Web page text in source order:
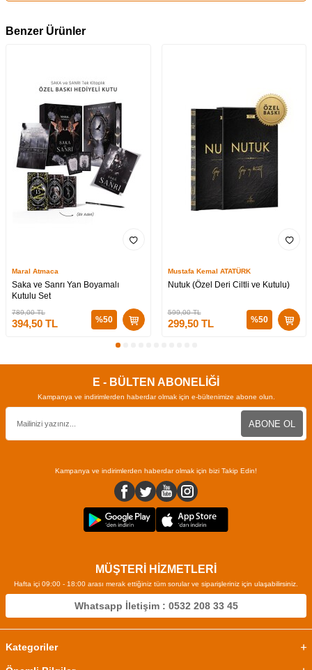
Benzer Ürünler
Maral Atmaca
Saka ve Sanrı Yan Boyamalı
Kutulu Set
789,00TL
394,50 TL %50
Mustafa Kemal ATATÜRK
Nutuk (Özel Deri Ciltli ve Kutulu)
599,00TL
299,50TL %50
E - BÜLTEN ABONELİĞİ
Kampanya ve indirimlerden haberdar olmak için e-bültenimize abone olun.
ABONE OL
Kampanya ve indirimlerden haberdar olmak için bizi Takip Edin!
MÜŞTERİ HİZMETLERİ
Hafta içi 09:00 - 18:00 arası merak ettiğiniz tüm sorular ve siparişleriniz için ulaşabilirsiniz.
Whatsapp İletişim : 0532 208 33 45
Kategoriler